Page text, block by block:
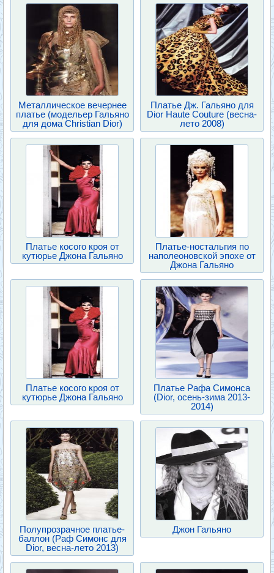
Металлическое вечернее
платье (модельер Гальяно
для дома Christian Dior)
Платье Дж. Гальяно для
Dior Haute Couture (весна-
лето 2008)
Платье косого кроя от
кутюрье Джона Гальяно
Платье-ностальгия по
наполеоновской эпохе от
Джона Гальяно
Платье косого кроя от
кутюрье Джона Гальяно
Платье Рафа Симонса
(Dior, осень-зима 2013-
2014)
Полупрозрачное платье-
баллон (Раф Симонс для
Dior, весна-лето 2013)
Джон Гальяно